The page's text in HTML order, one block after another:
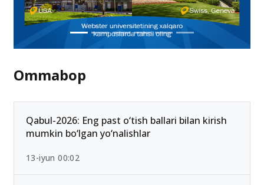
Ommabop
Qabul-2026: Eng past o‘tish ballari bilan kirish
mumkin bo‘lgan yo‘nalishlar